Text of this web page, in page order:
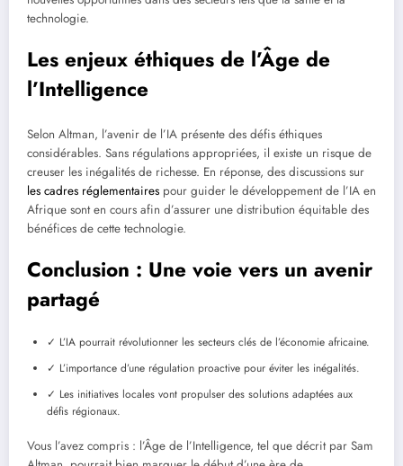
technologie.
Les enjeux éthiques de l’Âge de
l’Intelligence
Selon Altman, l’avenir de l’IA présente des défis éthiques
considérables. Sans régulations appropriées, il existe un risque de
creuser les inégalités de richesse. En réponse, des discussions sur
les cadres réglementaires pour guider le développement de l’IA en
Afrique sont en cours afin d’assurer une distribution équitable des
bénéfices de cette technologie.
Conclusion : Une voie vers un avenir
partagé
✓ L’IA pourrait révolutionner les secteurs clés de l’économie africaine.
✓ L’importance d’une régulation proactive pour éviter les inégalités.
✓ Les initiatives locales vont propulser des solutions adaptées aux
défis régionaux.
Vous l’avez compris : l’Âge de l’Intelligence, tel que décrit par Sam